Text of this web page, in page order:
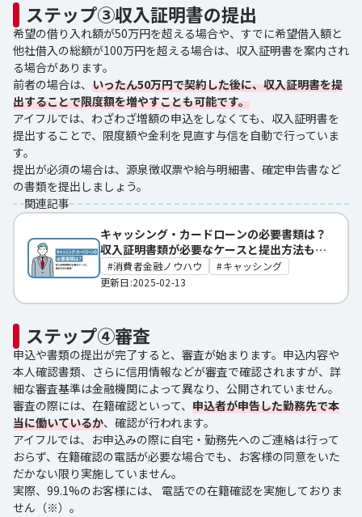
ステップ③収入証明書の提出
希望の借り入れ額が50万円を超える場合や、すでに希望借入額と
他社借入の総額が100万円を超える場合は、収入証明書を案内され
る場合があります。
前者の場合は、 いったん50万円で契約した後に、収入証明書を提
出することで限度額を増やすことも可能です。
アイフルでは、わざわざ増額の申込をしなくても、収入証明書を
提出することで、限度額や金利を見直す与信を自動で行っていま
す。
提出が必須の場合は、源泉徴収票や給与明細書、確定申告書など
の書類を提出しましょう。
関連記事
キャッシング・カードローンの必要書類は？
収入証明書類が必要なケースと提出方法も解
説消費者金融ノウハウ
キャッシング
更新日:2025-02-13
ステップ④審査
申込や書類の提出が完了すると、審査が始まります。申込内容や
本人確認書類、さらに信用情報などが審査で確認されますが、詳
細な審査基準は金融機関によって異なり、公開されていません。
審査の際には、在籍確認といって、 申込者が申告した勤務先で本
当に働いているか、確認が行われます。
アイフルでは、お申込みの際に自宅・勤務先へのご連絡は行って
おらず、在籍確認の電話が必要な場合でも、お客様の同意をいた
だかない限り実施していません。
実際、99.1%のお客様には、 電話での在籍確認を実施しておりま
せん（※）。